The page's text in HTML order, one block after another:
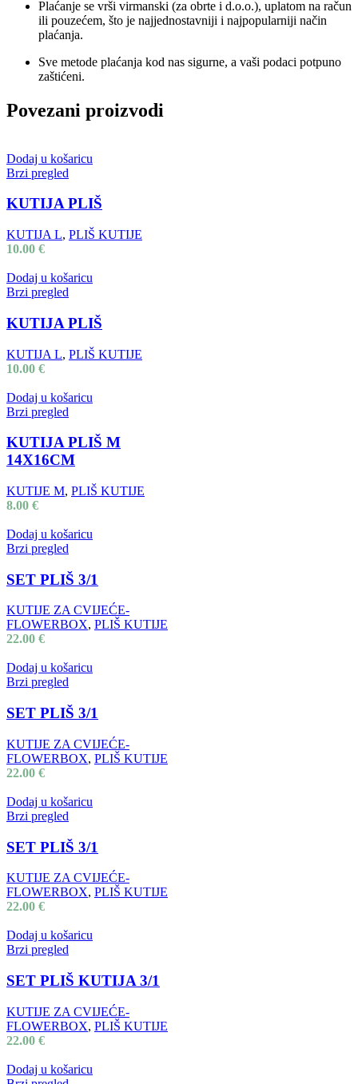
Plaćanje se vrši virmanski (za obrte i d.o.o.), uplatom na račun
ili pouzećem, što je najjednostavniji i najpopularniji način
plaćanja.
Sve metode plaćanja kod nas sigurne, a vaši podaci potpuno
zaštićeni.
Povezani proizvodi
Dodaj u košaricu
Brzi pregled
KUTIJA PLIŠ
KUTIJA L, PLIŠ KUTIJE
10.00 €
Dodaj u košaricu
Brzi pregled
KUTIJA PLIŠ
KUTIJA L, PLIŠ KUTIJE
10.00 €
Dodaj u košaricu
Brzi pregled
KUTIJA PLIŠ M
14X16CM
KUTIJE M, PLIŠ KUTIJE
8.00 €
Dodaj u košaricu
Brzi pregled
SET PLIŠ 3/1
KUTIJE ZA CVIJEĆE-
FLOWERBOX, PLIŠ KUTIJE
22.00 €
Dodaj u košaricu
Brzi pregled
SET PLIŠ 3/1
KUTIJE ZA CVIJEĆE-
FLOWERBOX, PLIŠ KUTIJE
22.00 €
Dodaj u košaricu
Brzi pregled
SET PLIŠ 3/1
KUTIJE ZA CVIJEĆE-
FLOWERBOX, PLIŠ KUTIJE
22.00 €
Dodaj u košaricu
Brzi pregled
SET PLIŠ KUTIJA 3/1
KUTIJE ZA CVIJEĆE-
FLOWERBOX, PLIŠ KUTIJE
22.00 €
Dodaj u košaricu